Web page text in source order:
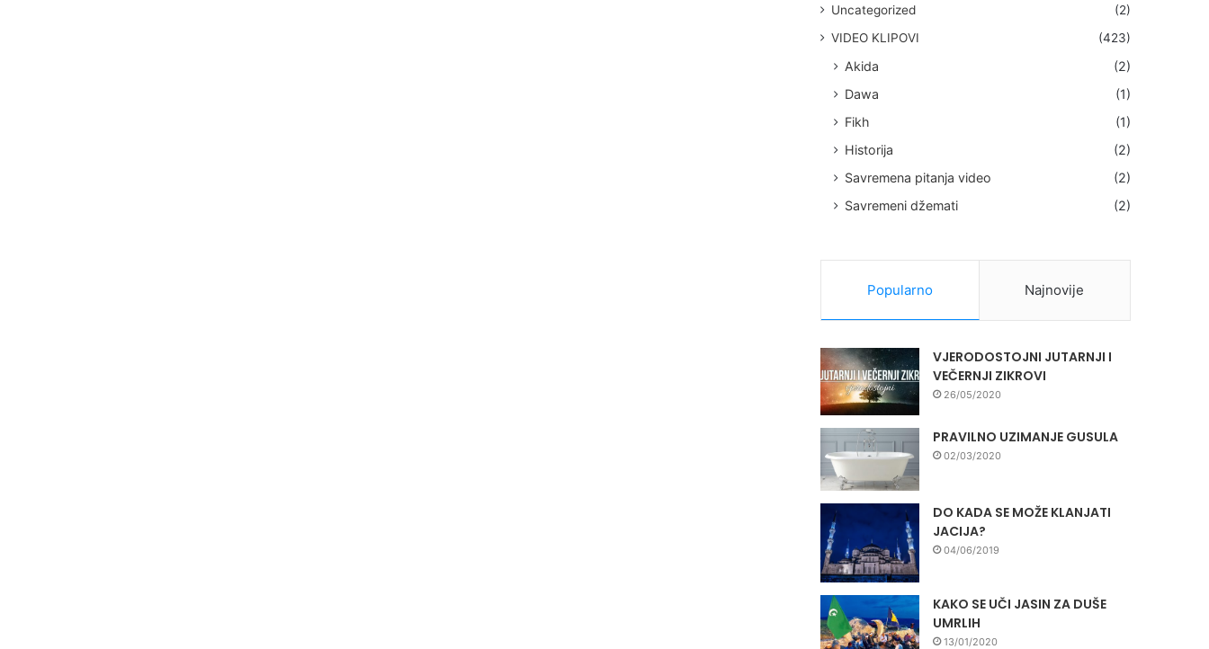
Uncategorized
(2)
VIDEO KLIPOVI
(423)
Akida
(2)
Dawa
(1)
Fikh
(1)
Historija
(2)
Savremena pitanja video
(2)
Savremeni džemati
(2)
Popularno Najnovije
VJERODOSTOJNI JUTARNJI I
VEČERNJI ZIKROVI
26/05/2020
PRAVILNO UZIMANJE GUSULA
02/03/2020
DO KADA SE MOŽE KLANJATI
JACIJA?
04/06/2019
KAKO SE UČI JASIN ZA DUŠE
UMRLIH
13/01/2020